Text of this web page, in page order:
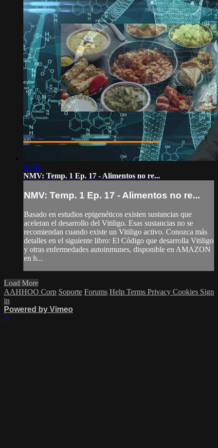
01:54
NMV: Temp. 1 Ep. 17 - Alimentos no re...
NMV: Temp. 1 Ep. 17 - Alimentos no re...
Basado en estudios epigenéticos existen sustancias que
aceleran el desarrollo del Vitiligo. Esas sustancias no se
recomiendan cuando existe un Vitiligo activo. Conozca más
detalles en el siguiente libro: El Código que desarrolla Vitiligo
y otras enfermedades autoinmunes, disponible en AMAZON
en h...
Load More
AAHHOO Corp Soporte Forums Help Terms Privacy Cookies Sign
in
Powered by Vimeo
×